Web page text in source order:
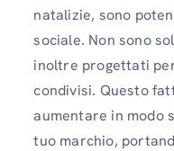
natalizie, sono
sociale. Non sono
inoltre progettati
condivisi. Questo
aumentare in modo
tuo marchio,